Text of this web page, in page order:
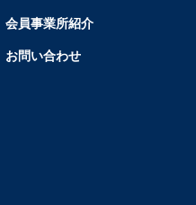
会員事業所紹介
お問い合わせ